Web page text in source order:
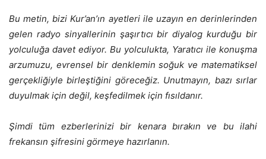
Bu metin, bizi Kur’an’ın ayetleri ile uzayın en derinlerinden
gelen radyo sinyallerinin şaşırtıcı bir diyalog kurduğu bir
yolculuğa davet ediyor. Bu yolculukta, Yaratıcı ile konuşma
arzumuzu, evrensel bir denklemin soğuk ve matematiksel
gerçekliğiyle birleştiğini göreceğiz. Unutmayın, bazı sırlar
duyulmak için değil, keşfedilmek için fısıldanır.
Şimdi tüm ezberlerinizi bir kenara bırakın ve bu ilahi
frekansın şifresini görmeye hazırlanın.